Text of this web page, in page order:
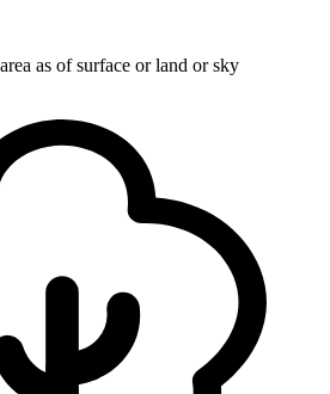
as of surface or land or sky